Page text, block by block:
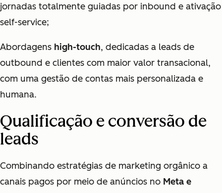
jornadas totalmente guiadas por inbound e ativação
self-service;
Abordagens high-touch, dedicadas a leads de
outbound e clientes com maior valor transacional,
com uma gestão de contas mais personalizada e
humana.
Qualificação e conversão de
leads
Combinando estratégias de marketing orgânico a
canais pagos por meio de anúncios no Meta e